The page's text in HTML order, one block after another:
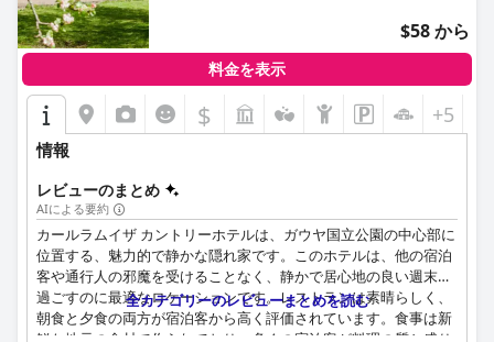
$58 から
料金を表示
$ +5
情報
レビューのまとめ
AIによる要約
カールラムイザ カントリーホテルは、ガウヤ国立公園の中心部に
位置する、魅力的で静かな隠れ家です。このホテルは、他の宿泊
客や通行人の邪魔を受けることなく、静かで居心地の良い週末を
過ごすのに最適なロケーションです。レストランは素晴らしく、
朝食と夕食の両方が宿泊客から高く評価されています。食事は新
全カテゴリーのレビューまとめを読む